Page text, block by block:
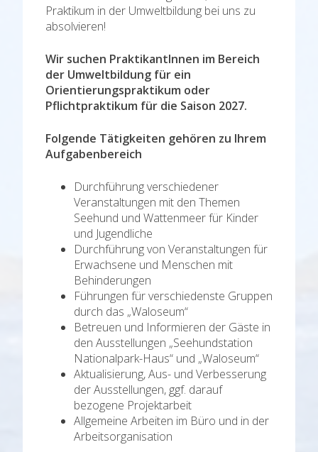
Praktikum in der Umweltbildung bei uns zu
absolvieren!
Wir suchen PraktikantInnen im Bereich
der Umweltbildung für ein
Orientierungspraktikum oder
Pflichtpraktikum für die Saison 2027.
Folgende Tätigkeiten gehören zu Ihrem
Aufgabenbereich
Durchführung verschiedener
Veranstaltungen mit den Themen
Seehund und Wattenmeer für Kinder
und Jugendliche
Durchführung von Veranstaltungen für
Erwachsene und Menschen mit
Behinderungen
Führungen für verschiedenste Gruppen
durch das „Waloseum“
Betreuen und Informieren der Gäste in
den Ausstellungen „Seehundstation
Nationalpark-Haus“ und „Waloseum“
Aktualisierung, Aus- und Verbesserung
der Ausstellungen, ggf. darauf
bezogene Projektarbeit
Allgemeine Arbeiten im Büro und in der
Arbeitsorganisation